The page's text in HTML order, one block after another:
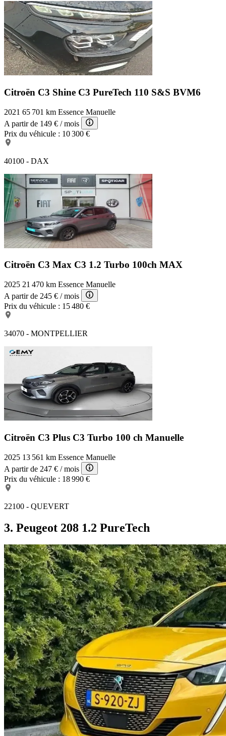
Citroën C3 Shine C3 PureTech 110 S&S BVM6
2021 65 701 km Essence Manuelle
A partir de 149 € / mois
Prix du véhicule : 10 300 €
40100 - DAX
Citroën C3 Max C3 1.2 Turbo 100ch MAX
2025 21 470 km Essence Manuelle
A partir de 245 € / mois
Prix du véhicule : 15 480 €
34070 - MONTPELLIER
Citroën C3 Plus C3 Turbo 100 ch Manuelle
2025 13 561 km Essence Manuelle
A partir de 247 € / mois
Prix du véhicule : 18 990 €
22100 - QUEVERT
3. Peugeot 208 1.2 PureTech